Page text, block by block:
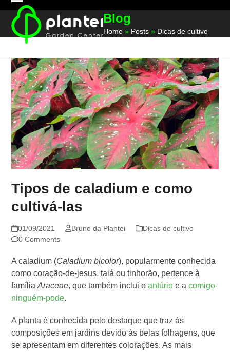
content
Open
mobile
menu
Close
mobile
menu
Blog
Home » Posts » Dicas de cultivo
Tipos de caladium e como
cultivá-las
01/09/2021 Bruno da Plantei
Dicas de cultivo
0 Comments
A caladium (Caladium bicolor), popularmente conhecida
como coração-de-jesus, taiá ou tinhorão, pertence à
famíliaAraceae, que também inclui oantúrio e acomigo-
ninguém-pode.
A planta é conhecida pelo destaque que traz às
composições em jardins devido às belas folhagens, que
se apresentam em diferentes colorações. As mais